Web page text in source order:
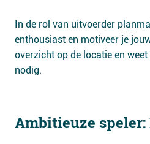
In de rol van uitvoerder
enthousiast en motiveer je
overzicht op de locatie en
nodig.
Ambitieuze speler: